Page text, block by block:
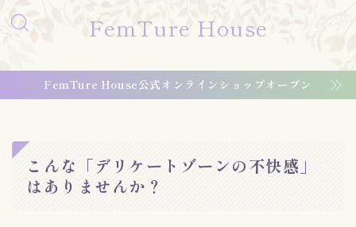
FemTure House
FemTure House公式オンラインショップオープン
こんな「デリケートゾーンの不快感」
はありませんか？